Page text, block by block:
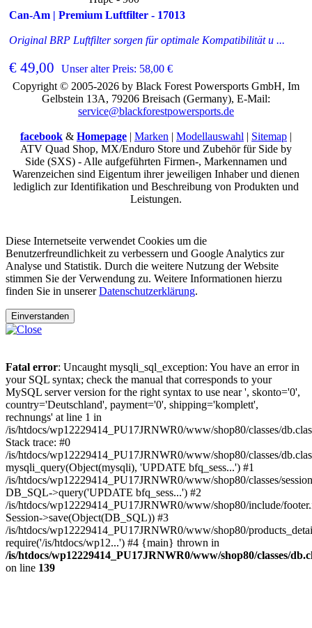
Can-Am | Premium Luftfilter - 17013
Original BRP Luftfilter sorgen für optimale Kompatibilität u ...
€ 49,00 Unser alter Preis: 58,00 €
Copyright © 2005-2026 by Black Forest Powersports GmbH, Im
Gelbstein 13A, 79206 Breisach (Germany), E-Mail:
service@blackforestpowersports.de
facebook & Homepage | Marken | Modellauswahl | Sitemap |
ATV Quad Shop, MX/Enduro Store und Zubehör für Side by
Side (SXS) - Alle aufgeführten Firmen-, Markennamen und
Warenzeichen sind Eigentum ihrer jeweiligen Inhaber und dienen
lediglich zur Identifikation und Beschreibung von Produkten und
Leistungen.
Diese Internetseite verwendet Cookies um die
Benutzerfreundlichkeit zu verbessern und Google Analytics zur
Analyse und Statistik. Durch die weitere Nutzung der Website
stimmen Sie der Verwendung zu. Weitere Informationen hierzu
finden Sie in unsererDatenschutzerklärung.
Einverstanden
Fatal error: Uncaught mysqli_sql_exception: You have an error in
your SQL syntax; check the manual that corresponds to your
MySQL server version for the right syntax to use near ', skonto='0',
country='Deutschland', payment='0', shipping='komplett',
rechnungs' at line 1 in
/is/htdocs/wp12229414_PU17JRNWR0/www/shop80/classes/
Stack trace: #0
/is/htdocs/wp12229414_PU17JRNWR0/www/shop80/classes/
mysqli_query(Object(mysqli), 'UPDATE bfq_sess...') #1
/is/htdocs/wp12229414_PU17JRNWR0/www/shop80/classes/
DB_SQL->query('UPDATE bfq_sess...') #2
/is/htdocs/wp12229414_PU17JRNWR0/www/shop80/include/
Session->save(Object(DB_SQL)) #3
/is/htdocs/wp12229414_PU17JRNWR0/www/shop80/
require('/is/htdocs/wp12...') #4 {main} thrown in
/is/htdocs/wp12229414_PU17JRNWR0/www/shop80/classes/
on line 139